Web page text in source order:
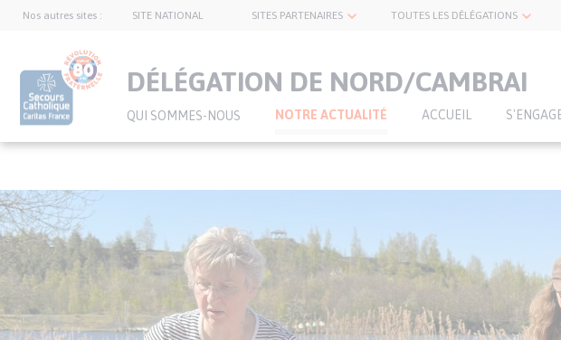
Aller
au
contenu
principal
Nos autres sites : SITE NATIONAL SITES PARTENAIRES TOUTES LES DÉLÉGATIONS
DÉLÉGATION DE NORD/CAMBRAI
QUI SOMMES-NOUS NOTRE ACTUALITÉ ACCUEIL
Visuel
bannière